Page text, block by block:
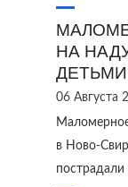
НА
ДЕТЬМИ
06 Августа
в
пострадали